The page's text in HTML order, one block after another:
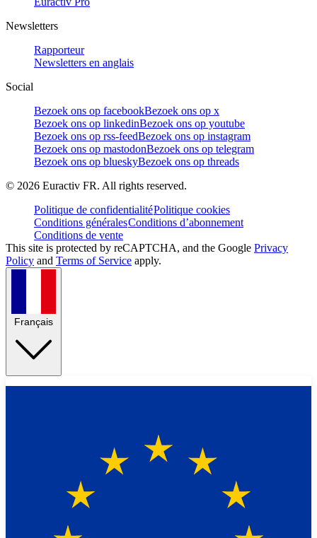
Newsletters
Rapporteur
Newsletters en anglais
Social
Bezoek ons op facebookBezoek ons op x
Bezoek ons op linkedinBezoek ons op youtube
Bezoek ons op rss-feedBezoek ons op instagram
Bezoek ons op mastodonBezoek ons op telegram
Bezoek ons op blueskyBezoek ons op threads
© 2026 Euractiv FR. All rights reserved.
Politique de confidentialitéPolitique cookies
Conditions généralesConditions d’abonnement
Conditions de vente
This site is protected by reCAPTCHA, and the Google Privacy
Policy and Terms of Service apply.
Français